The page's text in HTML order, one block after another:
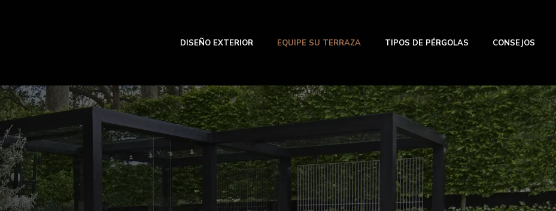
DISEÑO EXTERIOR EQUIPE SU TERRAZA TIPOS DE PÉRGOLAS CONSEJOS